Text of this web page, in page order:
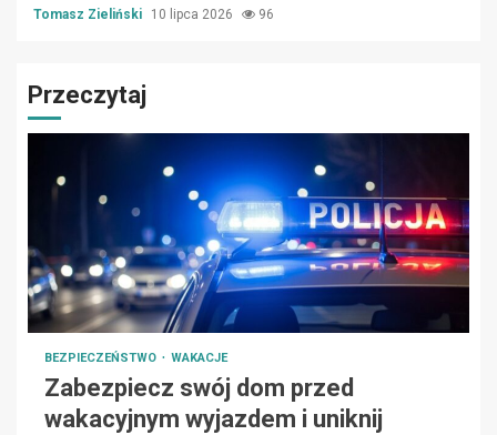
Tomasz Zieliński 10 lipca 2026 96
Przeczytaj
BEZPIECZEŃSTWO WAKACJE
Zabezpiecz swój dom przed
wakacyjnym wyjazdem i uniknij